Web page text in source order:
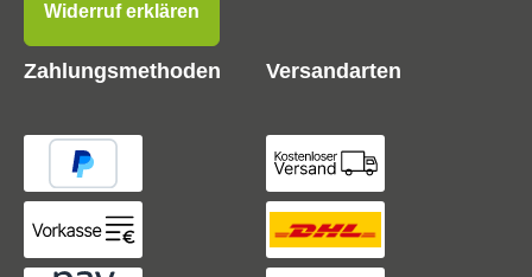
Widerruf erklären
Zahlungsmethoden Versandarten